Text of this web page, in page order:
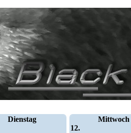
Dienstag
Mittwoch
12.